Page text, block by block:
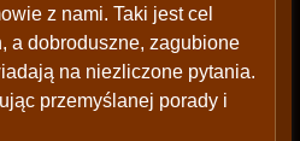
z nami. Taki jest cel
a dobroduszne, zagubione
na niezliczone pytania.
przemyślanej porady i